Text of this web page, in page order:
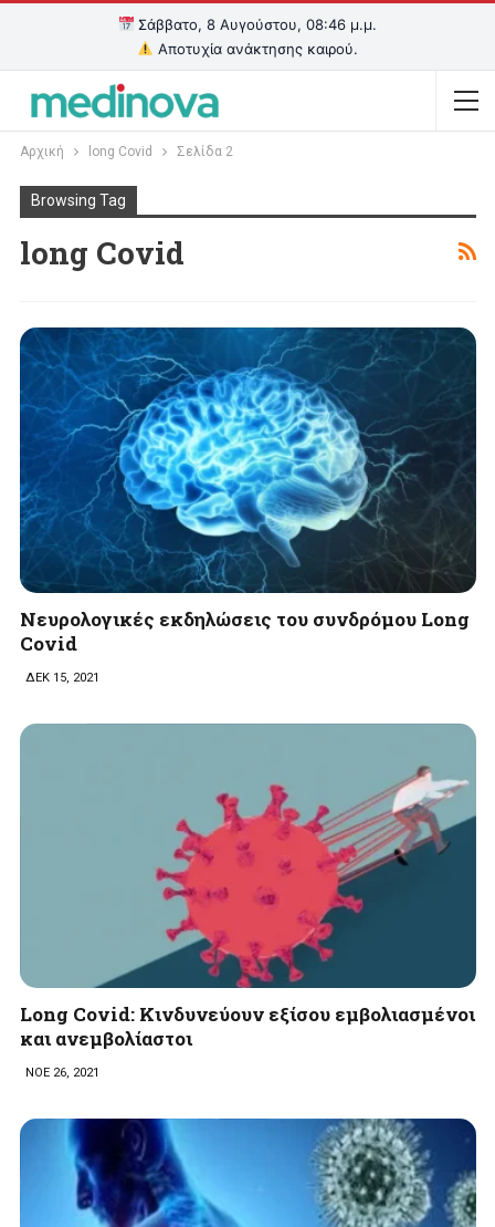
Σάββατο, 8 Αυγούστου, 08:46 μ.μ.
Αποτυχία ανάκτησης καιρού.
Αρχική long Covid Σελίδα 2
Browsing Tag
long Covid
Νευρολογικές εκδηλώσεις του συνδρόμου Long
Covid
ΔΕΚ 15, 2021
Long Covid: Κινδυνεύουν εξίσου εμβολιασμένοι
και ανεμβολίαστοι
ΝΟΕ 26, 2021